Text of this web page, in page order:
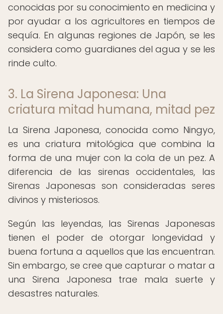
conocidas por su conocimiento en medicina y
por ayudar a los agricultores en tiempos de
sequía. En algunas regiones de Japón, se les
considera como guardianes del agua y se les
rinde culto.
3. La Sirena Japonesa: Una
criatura mitad humana, mitad pez
La Sirena Japonesa, conocida como Ningyo,
es una criatura mitológica que combina la
forma de una mujer con la cola de un pez. A
diferencia de las sirenas occidentales, las
Sirenas Japonesas son consideradas seres
divinos y misteriosos.
Según las leyendas, las Sirenas Japonesas
tienen el poder de otorgar longevidad y
buena fortuna a aquellos que las encuentran.
Sin embargo, se cree que capturar o matar a
una Sirena Japonesa trae mala suerte y
desastres naturales.